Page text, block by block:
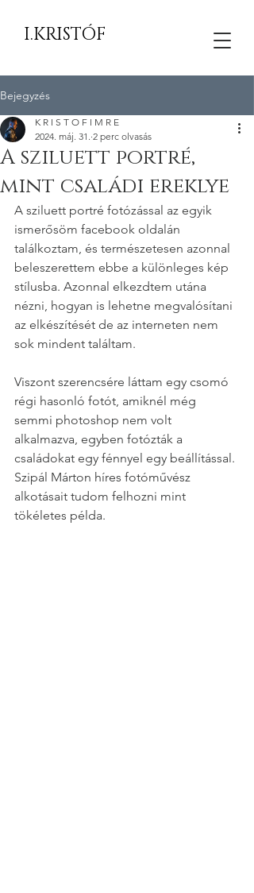
I.KRISTÓF
Bejegyzés
A sziluett portré,
mint családi ereklye
K R I S T O F I M R E
2024. máj. 31. 2 perc olvasás
A sziluett portré fotózással az egyik
ismerősöm facebook oldalán
találkoztam, és természetesen azonnal
beleszerettem ebbe a különleges kép
stílusba. Azonnal elkezdtem utána
nézni, hogyan is lehetne megvalósítani
az elkészítését de az interneten nem
sok mindent találtam.
Viszont szerencsére láttam egy csomó
régi hasonló fotót, amiknél még
semmi photoshop nem volt
alkalmazva, egyben fotózták a
családokat egy fénnyel egy beállítással.
Szipál Márton híres fotóművész
alkotásait tudom felhozni mint
tökéletes példa.